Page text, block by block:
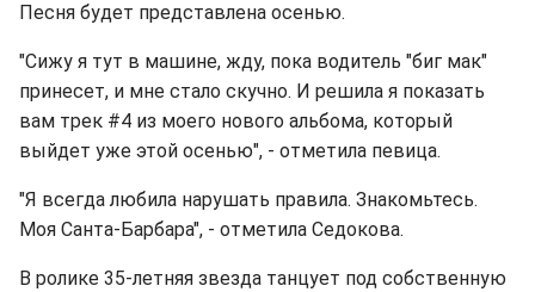
Песня будет представлена осенью.
"Сижу я тут в машине, жду, пока водитель "биг мак"
принесет, и мне стало скучно. И решила я показать
вам трек #4 из моего нового альбома, который
выйдет уже этой осенью", - отметила певица.
"Я всегда любила нарушать правила. Знакомьтесь.
Моя Санта-Барбара", - отметила Седокова.
В ролике 35-летняя звезда танцует под собственную